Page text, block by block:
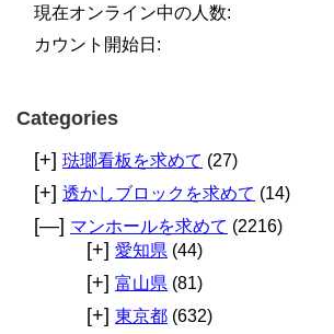
現在オンライン中の人数:
カウント開始日:
Categories
[+] 琺瑯看板を求めて (27)
[+] 透かしブロックを求めて (14)
[—] マンホールを求めて (2216)
[+] 愛知県 (44)
[+] 富山県 (81)
[+] 東京都 (632)